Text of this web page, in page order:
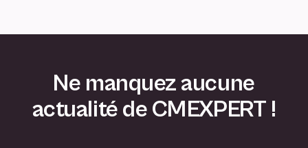
Ne manquez aucune
actualité de CMEXPERT !